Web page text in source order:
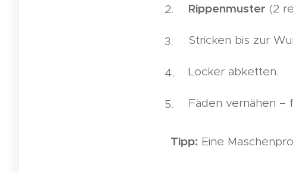
Rippenmuster (2
Stricken bis zur
Locker abketten.
Fäden vernähen –
Tipp: Eine